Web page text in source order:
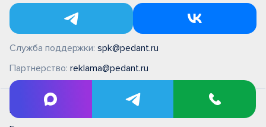
Служба поддержки: spk@pedant.ru
Партнерство: reklama@pedant.ru
ПН - ВС 09:00 - 22:00